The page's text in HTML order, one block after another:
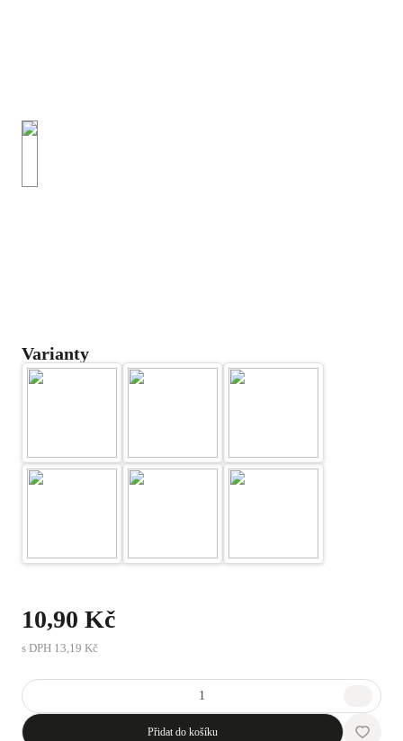
Varianty
10,90 Kč
s DPH 13,19 Kč
Přidat do košíku